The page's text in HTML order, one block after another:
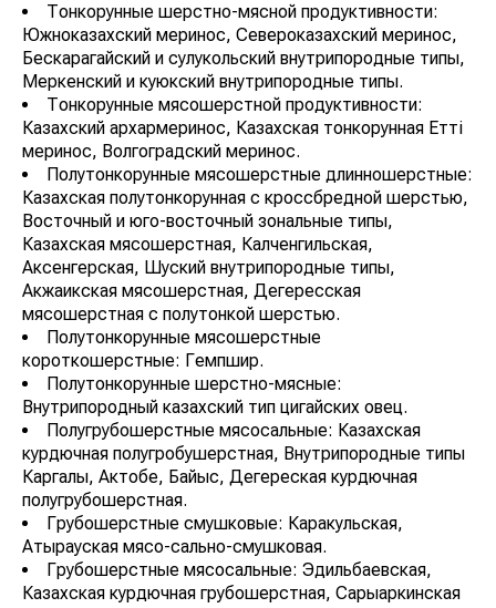
Тонкорунные шерстно-мясной продуктивности:
Южноказахский меринос, Североказахский меринос,
Бескарагайский и сулукольский внутрипородные типы,
Меркенский и куюкский внутрипородные типы.
Тонкорунные мясошерстной продуктивности:
Казахский архармеринос, Казахская тонкорунная Етті
меринос, Волгоградский меринос.
Полутонкорунные мясошерстные длинношерстные:
Казахская полутонкорунная с кроссбредной шерстью,
Восточный и юго-восточный зональные типы,
Казахская мясошерстная, Калченгильская,
Аксенгерская, Шуский внутрипородные типы,
Акжаикская мясошерстная, Дегересская
мясошерстная с полутонкой шерстью.
Полутонкорунные мясошерстные
короткошерстные: Гемпшир.
Полутонкорунные шерстно-мясные:
Внутрипородный казахский тип цигайских овец.
Полугрубошерстные мясосальные: Казахская
курдючная полугробушерстная, Внутрипородные типы
Каргалы, Актобе, Байыс, Дегереская курдючная
полугрубошерстная.
Грубошерстные смушковые: Каракульская,
Атырауская мясо-сально-смушковая.
Грубошерстные мясосальные: Эдильбаевская,
Казахская курдючная грубошерстная, Сарыаркинская